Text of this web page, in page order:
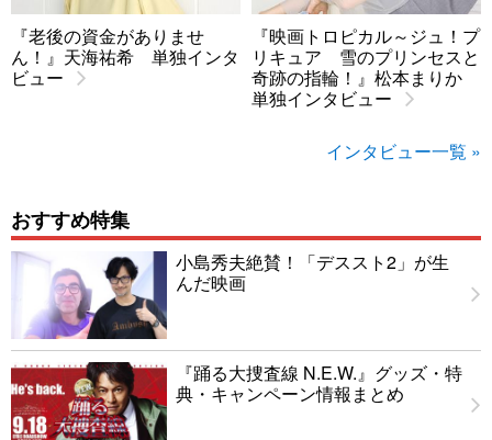
『老後の資金がありませ
ん！』天海祐希 単独インタ
ビュー
『映画トロピカル～ジュ！プ
リキュア 雪のプリンセスと
奇跡の指輪！』松本まりか
単独インタビュー
インタビュー一覧 »
おすすめ特集
小島秀夫絶賛！「デススト2」が生
んだ映画
『踊る大捜査線 N.E.W.』グッズ・特
典・キャンペーン情報まとめ